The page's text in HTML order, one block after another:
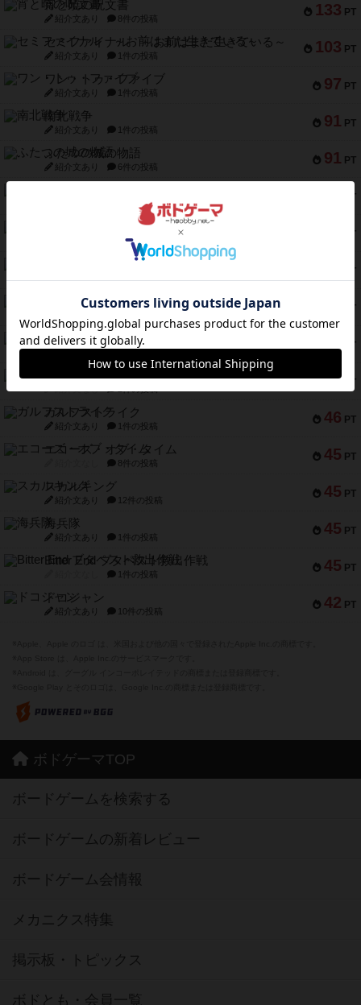
133 PT
宵と暁の呪文書
紹介文あり 8件の投稿
103 PT
セミファイナル ～お前はまだ生きている～
紹介文あり 1件の投稿
97 PT
ワン・トゥ・ファイブ
紹介文あり 1件の投稿
91 PT
南北戦争
紹介文あり 1件の投稿
91 PT
ふたつの城の物語
紹介文あり 6件の投稿
PT
1件の投稿
PT
6件の投稿
PT
フラットアイアン
PT
トランスオリエント・エクスプレス
PT
アンブッシュ！：ムーブアウト！
紹介文あり 1件の投稿
51 PT
キャプテン・フリップ：イスラ・ボンバ
46 PT
ガルフストライク
紹介文あり 1件の投稿
45 PT
エコーズ・オブ・タイム
8件の投稿
45 PT
スカルキング
紹介文あり 12件の投稿
45 PT
海兵隊
紹介文あり 1件の投稿
45 PT
Bitter End ブタペスト救出作戦
1件の投稿
42 PT
ドコジャン
紹介文あり 10件の投稿
ボドゲーマTOP
ボードゲームを検索する
ボードゲームの新着レビュー
ボードゲーム会情報
メカニクス特集
掲示板・トピックス
ボドとも・会員一覧